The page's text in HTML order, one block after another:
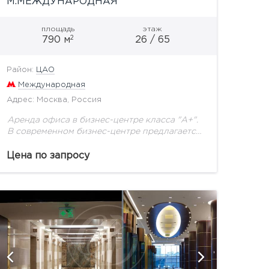
площадь
790 м2
этаж
26 / 65
Район: ЦАО
Международная
Адрес: Москва, Россия
Аренда офиса в бизнес-центре класса "А+".
В современном бизнес-центре предлагается
Помещение расположено на 26 этаже.
Цена по запросу